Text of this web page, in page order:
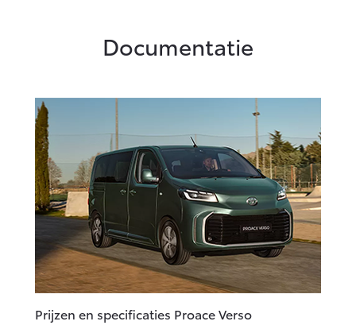
Documentatie
Prijzen en specificaties Proace Verso